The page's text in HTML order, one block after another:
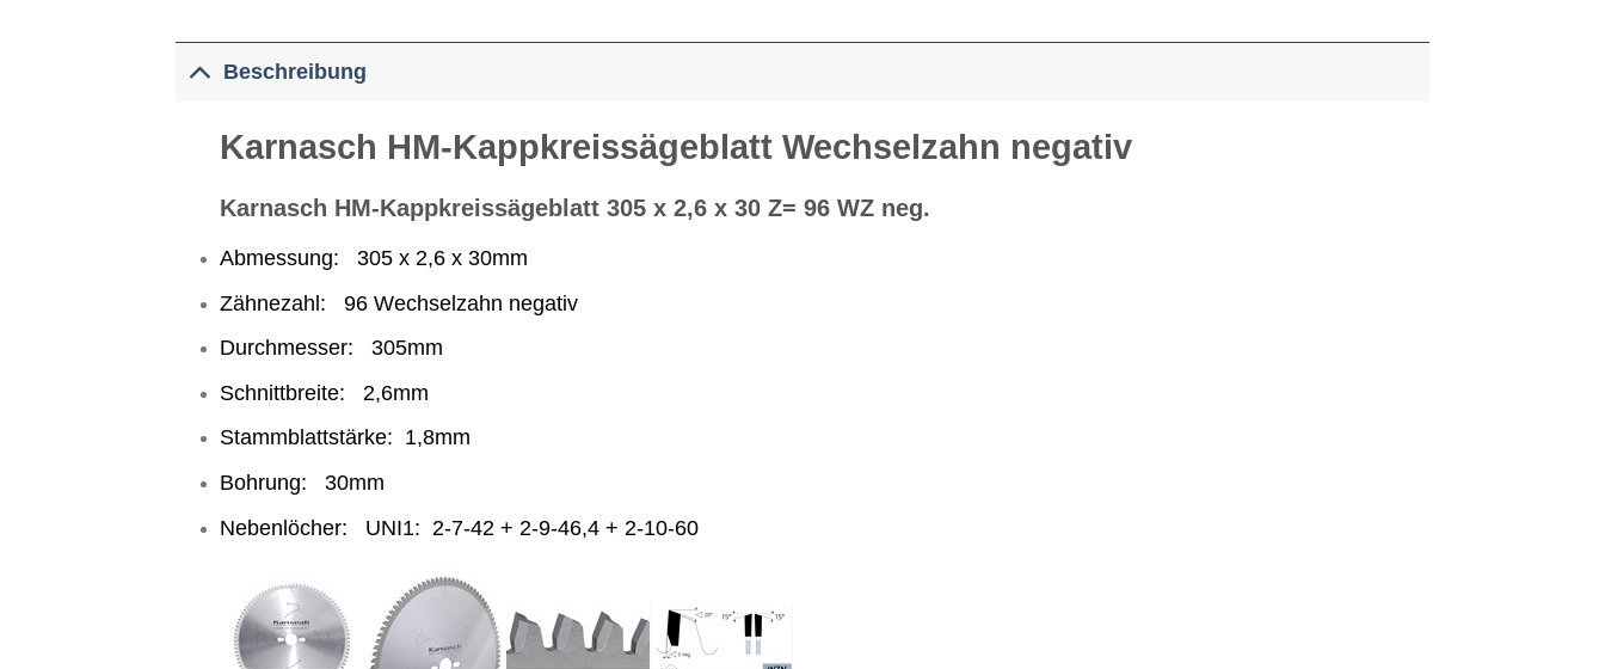
Beschreibung
Karnasch HM-Kappkreissägeblatt Wechselzahn negativ
Karnasch HM-Kappkreissägeblatt 305 x 2,6 x 30 Z= 96 WZ neg.
Abmessung: 305 x 2,6 x 30mm
Zähnezahl: 96 Wechselzahn negativ
Durchmesser: 305mm
Schnittbreite: 2,6mm
Stammblattstärke: 1,8mm
Bohrung: 30mm
Nebenlöcher: UNI1: 2-7-42 + 2-9-46,4 + 2-10-60